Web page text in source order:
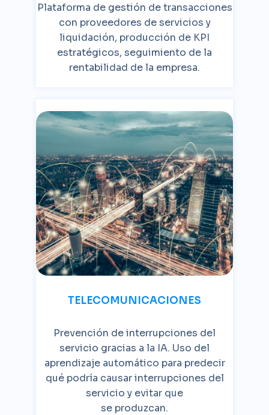
Plataforma de gestión de transacciones
con proveedores de servicios y
liquidación, producción de KPI
estratégicos, seguimiento de la
rentabilidad de la empresa.
TELECOMUNICACIONES
Prevención de interrupciones del
servicio gracias a la IA. Uso del
aprendizaje automático para predecir
qué podría causar interrupciones del
servicio y evitar que
se produzcan.